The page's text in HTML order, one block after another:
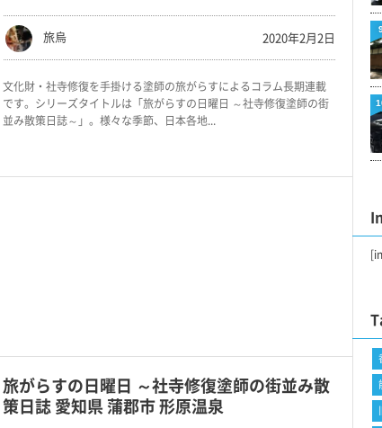
旅烏 2020年2月2日
文化財・社寺修復を手掛ける塗師の旅がらすによるコラム長期連載
です。シリーズタイトルは「旅がらすの日曜日 ～社寺修復塗師の街
並み散策日誌～」。様々な季節、日本各地...
旅がらすの日曜日 ～社寺修復塗師の街並み散
策日誌 愛知県 蒲郡市 形原温泉